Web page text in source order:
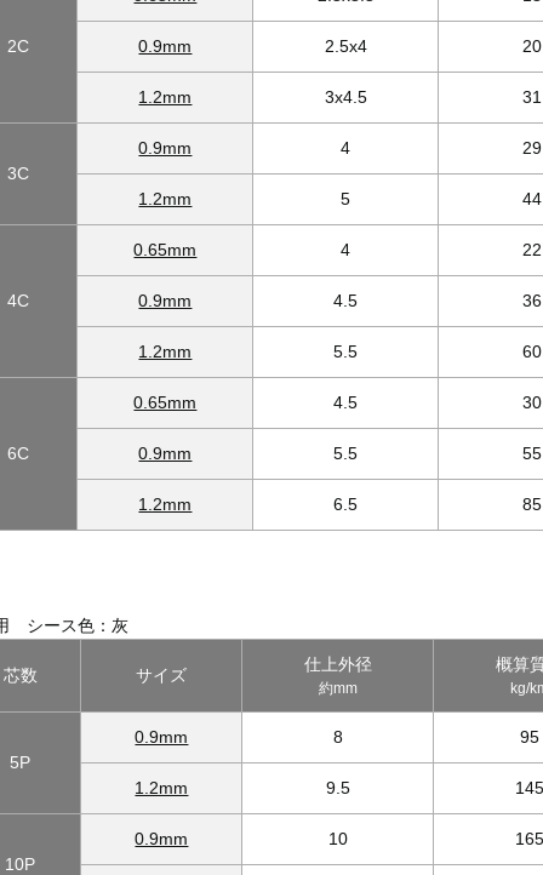
2C 0.9mm 2.5x4 20
1.2mm 3x4.5 31
3C
0.9mm 4 29
1.2mm 5 44
4C
0.65mm 4 22
0.9mm 4.5 36
1.2mm 5.5 60
6C
0.65mm 4.5 30
0.9mm 5.5 55
1.2mm 6.5 85
シース色：灰
芯数 サイズ
仕上外径
約mm
概算
kg/
5P
0.9mm 8 95
1.2mm 9.5 145
10P
0.9mm 10 165